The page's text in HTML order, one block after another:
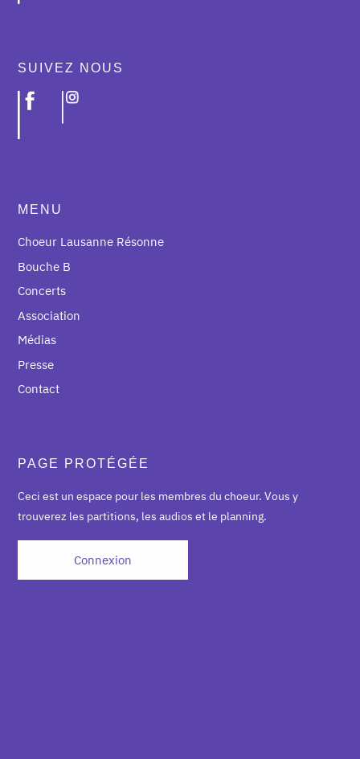
SUIVEZ NOUS
MENU
Choeur Lausanne Résonne
Bouche B
Concerts
Association
Médias
Presse
Contact
PAGE PROTÉGÉE
Ceci est un espace pour les membres du choeur. Vous y
trouverez les partitions, les audios et le planning.
Connexion